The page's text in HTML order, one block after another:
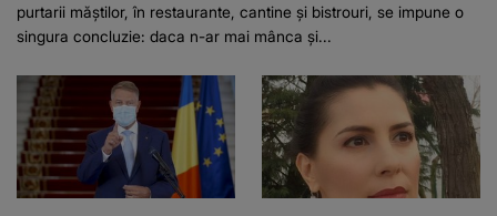
purtarii măștilor, în restaurante, cantine și bistrouri, se impune o
singura concluzie: daca n-ar mai mânca și...